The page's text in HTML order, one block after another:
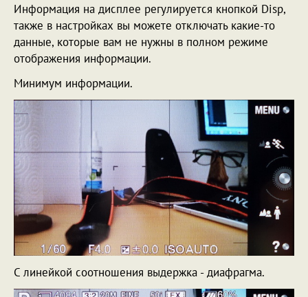
Информация на дисплее регулируется кнопкой Disp,
также в настройках вы можете отключать какие-то
данные, которые вам не нужны в полном режиме
отображения информации.
Минимум информации.
С линейкой соотношения выдержка - диафрагма.